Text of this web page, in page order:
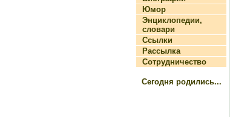
Юмор
Энциклопедии,
словари
Ссылки
Рассылка
Сотрудничество
Сегодня родились...